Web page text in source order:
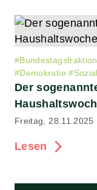
#Bundestagsfraktion
#Demokratie #
Der
Freitag, 28.11.2025
Lesen